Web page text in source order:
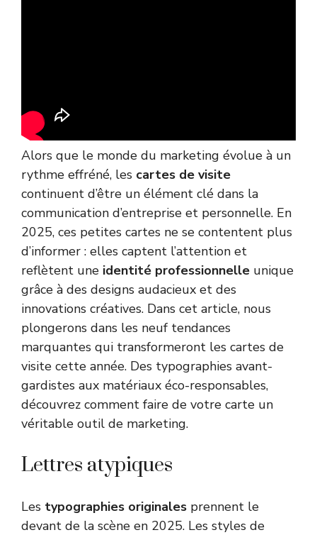
Alors que le monde du marketing évolue à un
rythme effréné, les cartes de visite
continuent d’être un élément clé dans la
communication d’entreprise et personnelle. En
2025, ces petites cartes ne se contentent plus
d’informer : elles captent l’attention et
reflètent une identité professionnelle unique
grâce à des designs audacieux et des
innovations créatives. Dans cet article, nous
plongerons dans les neuf tendances
marquantes qui transformeront les cartes de
visite cette année. Des typographies avant-
gardistes aux matériaux éco-responsables,
découvrez comment faire de votre carte un
véritable outil de marketing.
Lettres atypiques
Les typographies originales prennent le
devant de la scène en 2025. Les styles de